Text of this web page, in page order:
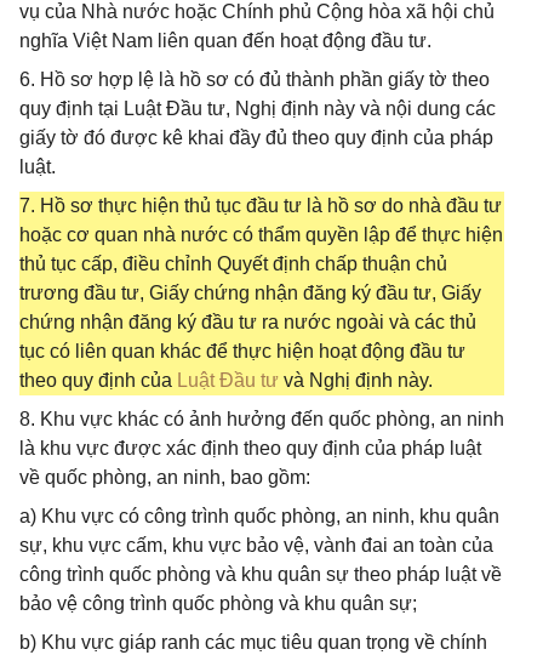
vụ của Nhà nước hoặc Chính phủ Cộng hòa xã hội chủ
nghĩa Việt Nam liên quan đến hoạt động đầu tư.
6. Hồ sơ hợp lệ là hồ sơ có đủ thành phần giấy tờ theo
quy định tại Luật Đầu tư, Nghị định này và nội dung các
giấy tờ đó được kê khai đầy đủ theo quy định của pháp
luật.
7. Hồ sơ thực hiện thủ tục đầu tư là hồ sơ do nhà đầu tư
hoặc cơ quan nhà nước có thẩm quyền lập để thực hiện
thủ tục cấp, điều chỉnh Quyết định chấp thuận chủ
trương đầu tư, Giấy chứng nhận đăng ký đầu tư, Giấy
chứng nhận đăng ký đầu tư ra nước ngoài và các thủ
tục có liên quan khác để thực hiện hoạt động đầu tư
theo quy định của Luật Đầu tư và Nghị định này.
8. Khu vực khác có ảnh hưởng đến quốc phòng, an ninh
là khu vực được xác định theo quy định của pháp luật
về quốc phòng, an ninh, bao gồm:
a) Khu vực có công trình quốc phòng, an ninh, khu quân
sự, khu vực cấm, khu vực bảo vệ, vành đai an toàn của
công trình quốc phòng và khu quân sự theo pháp luật về
bảo vệ công trình quốc phòng và khu quân sự;
b) Khu vực giáp ranh các mục tiêu quan trọng về chính